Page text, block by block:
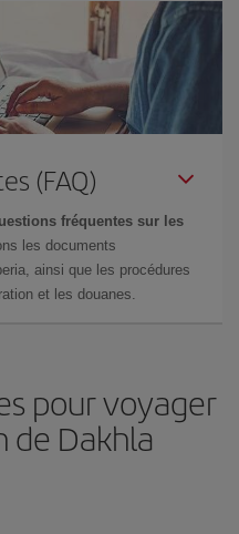
(FAQ)
fréquentes sur les
les documents
ainsi que les procédures
et les douanes.
pour voyager
de Dakhla